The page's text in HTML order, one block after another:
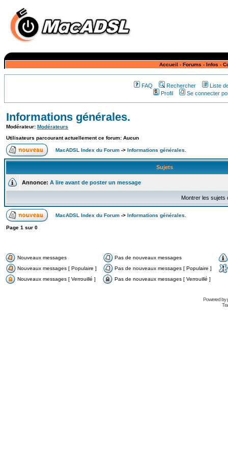
Accueil - Forums - Infos -
FAQ Rechercher
Liste
Profil
Se connecter
Informations générales.
Modérateur: Modérateurs
Utilisateurs parcourant actuellement ce forum: Aucun
MacADSL Index du Forum -> Informations générales.
Sujets
Annonce: A lire avant de poster un message
Montrer les sujets
MacADSL Index du Forum -> Informations générales.
Page 1 sur 0
Nouveaux messages
Pas de nouveaux messages
Nouveaux messages [ Populaire ]
Pas de nouveaux messages [ Populaire ]
Nouveaux messages [ Verrouillé ]
Pas de nouveaux messages [ Verrouillé ]
Powered by